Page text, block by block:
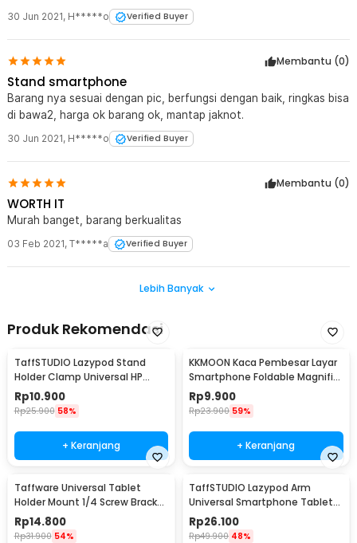
30 Jun 2021, H*****o Verified Buyer
Membantu (0)
Stand smartphone
Barang nya sesuai dengan pic, berfungsi dengan baik, ringkas bisa
di bawa2, harga ok barang ok, mantap jaknot.
30 Jun 2021, H*****o Verified Buyer
Membantu (0)
WORTH IT
Murah banget, barang berkualitas
03 Feb 2021, T*****a Verified Buyer
Lebih Banyak
Produk Rekomendasi
TaffSTUDIO Lazypod Stand
Holder Clamp Universal HP
Tablet Monopod 57cm -
Tripod-8-1
Rp10.900
Rp25.900 58%
+ Keranjang
KKMOON Kaca Pembesar Layar
Smartphone Foldable Magnifier
Stand 5X - F1
Rp9.900
Rp23.900 59%
+ Keranjang
Taffware Universal Tablet
Holder Mount 1/4 Screw Bracket
Tripod - VTM4
Rp14.800
Rp31.900 54%
TaffSTUDIO Lazypod Arm
Universal Smartphone Tablet
Holder Klip Clamp - A-138
Rp26.100
Rp49.900 48%